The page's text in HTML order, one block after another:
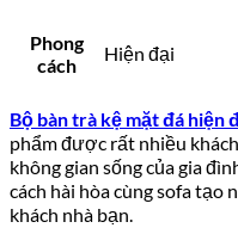
Phong
cách
Hiện đại
Bộ bàn trà kệ mặt đá hiện
phẩm được rất nhiều
không gian sống của gia
cách hài hòa cùng sofa tạo
khách nhà bạn.